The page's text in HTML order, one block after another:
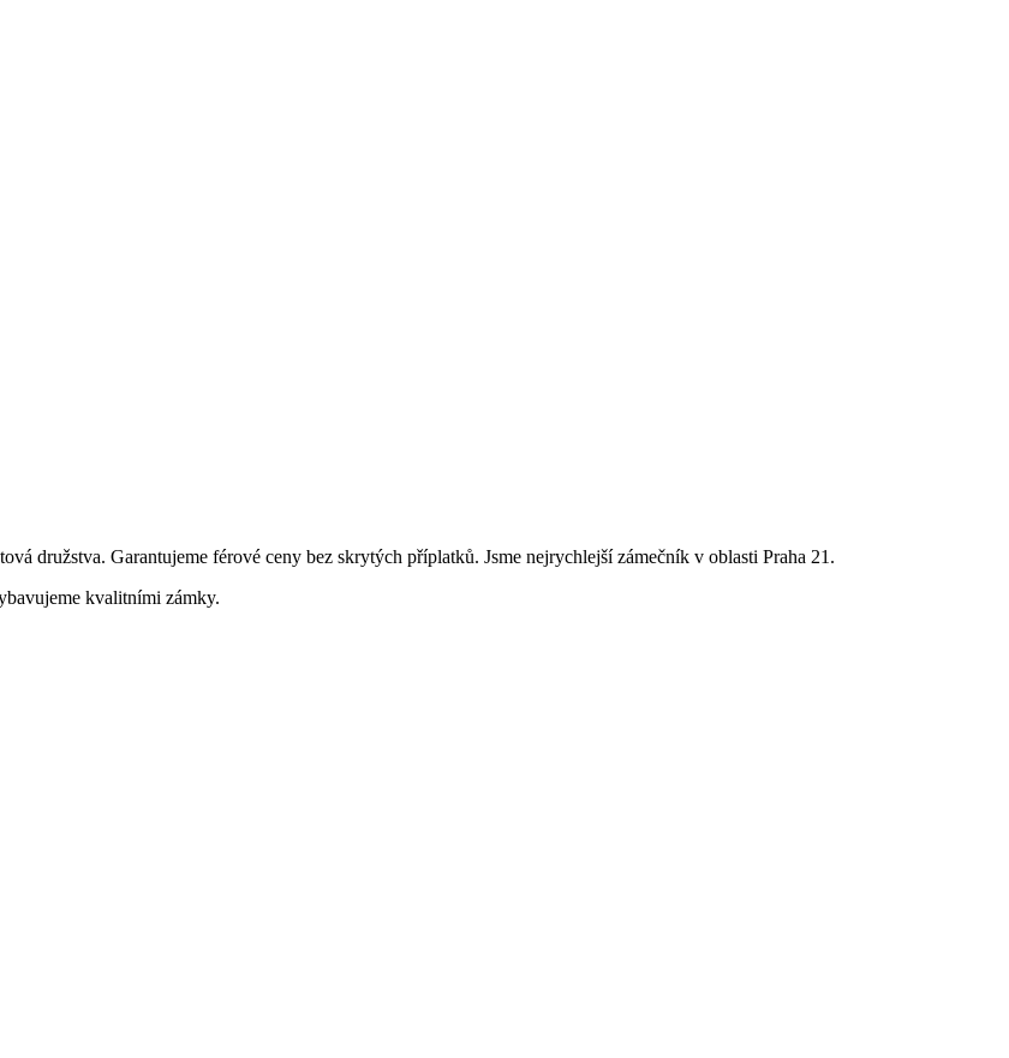
družstva. Garantujeme férové ceny bez skrytých příplatků. Jsme nejrychlejší zámečník v oblasti Praha 21.
kvalitními zámky.